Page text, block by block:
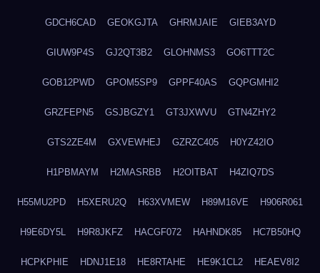
GDCH6CAD GEOKGJTA GHRMJAIE GIEB3AYD
GIUW9P4S GJ2QT3B2 GLOHNMS3 GO6TTT2C
GOB12PWD GPOM5SP9 GPPF40AS GQPGMHI2
GRZFEPN5 GSJBGZY1 GT3JXWVU GTN4ZHY2
GTS2ZE4M GXVEWHEJ GZRZC405 H0YZ42IO
H1PBMAYM H2MASRBB H2OITBAT H4ZIQ7DS
H55MU2PD H5XERU2Q H63XVMEW H89M16VE H906R061
H9E6DY5L H9R8JKFZ HACGF072 HAHNDK85 HC7B50HQ
HCPKPHIE HDNJ1E18 HE8RTAHE HE9K1CL2 HEAEV8I2